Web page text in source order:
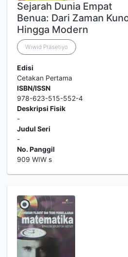
Sejarah Dunia Empat
Benua: Dari Zaman
Hingga Modern
Wiwid Prasetiyo
Edisi
Cetakan Pertama
ISBN/ISSN
978-623-515-552-4
Deskripsi Fisik
-
Judul Seri
-
No. Panggil
909 WIW s